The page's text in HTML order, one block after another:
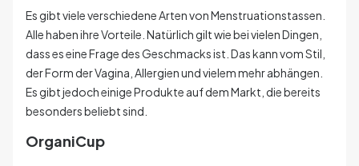
Es gibt viele verschiedene Arten von Menstruationstassen.
Alle haben ihre Vorteile. Natürlich gilt wie bei vielen Dingen,
dass es eine Frage des Geschmacks ist. Das kann vom Stil,
der Form der Vagina, Allergien und vielem mehr abhängen.
Es gibt jedoch einige Produkte auf dem Markt, die bereits
besonders beliebt sind.
OrganiCup